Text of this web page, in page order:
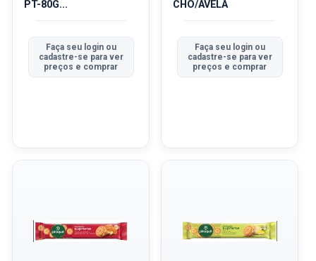
PT-80G
Faça seu login ou
cadastre-se para ver
preços e comprar
CHO/AVELA
Faça seu login ou
cadastre-se para ver
preços e comprar